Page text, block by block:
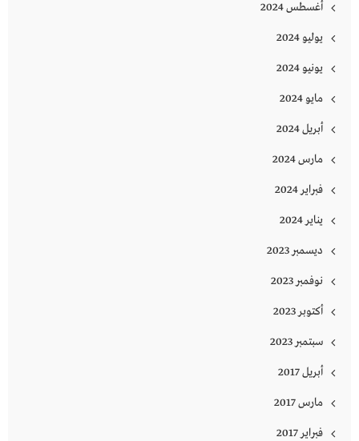
أغسطس 2024
يوليو 2024
يونيو 2024
مايو 2024
أبريل 2024
مارس 2024
فبراير 2024
يناير 2024
ديسمبر 2023
نوفمبر 2023
أكتوبر 2023
سبتمبر 2023
أبريل 2017
مارس 2017
فبراير 2017